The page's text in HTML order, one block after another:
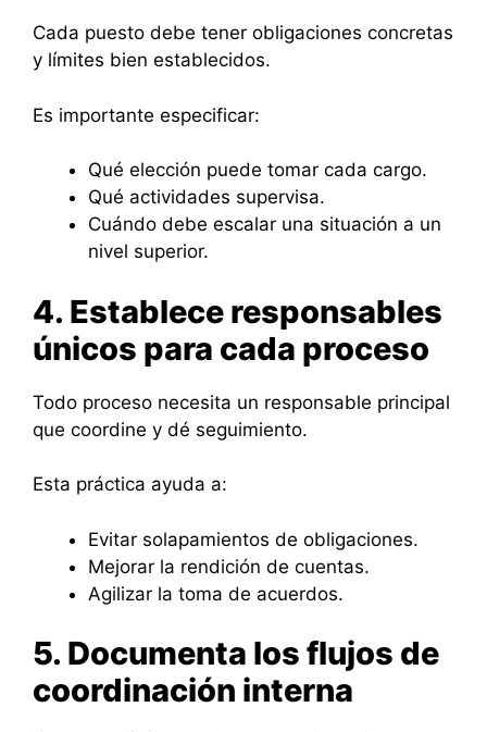
Cada puesto debe tener obligaciones concretas
y límites bien establecidos.
Es importante especificar:
Qué elección puede tomar cada cargo.
Qué actividades supervisa.
Cuándo debe escalar una situación a un
nivel superior.
4. Establece responsables
únicos para cada proceso
Todo proceso necesita un responsable principal
que coordine y dé seguimiento.
Esta práctica ayuda a:
Evitar solapamientos de obligaciones.
Mejorar la rendición de cuentas.
Agilizar la toma de acuerdos.
5. Documenta los flujos de
coordinación interna